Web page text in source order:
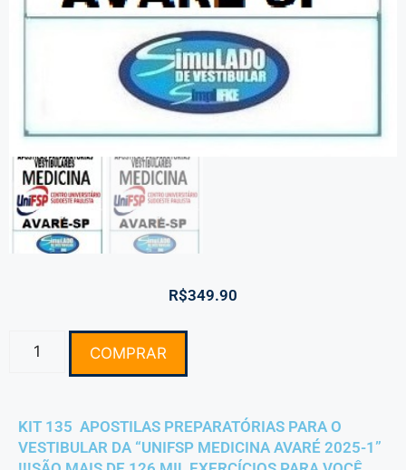
R$349.90
COMPRAR
KIT 135 APOSTILAS PREPARATÓRIAS PARA O
VESTIBULAR DA “UNIFSP MEDICINA AVARÉ 2025-1”